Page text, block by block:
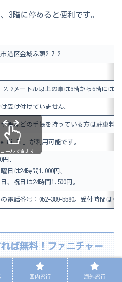
3階に停めると便利です。
港区金城ふ頭2-7-2
2.2メートル以上の車は3階から6階には
受け付けていません。
帳などの手帳を持っている方は駐車料
Wi-Fi」が利用可能です。
円、
日は24時間1,000円、
、祝日は24時間1,500円。
電話番号：052-389-5580。受付時間は朝
ールできます
ば無料！ファニチャー
国内旅行 海外旅行